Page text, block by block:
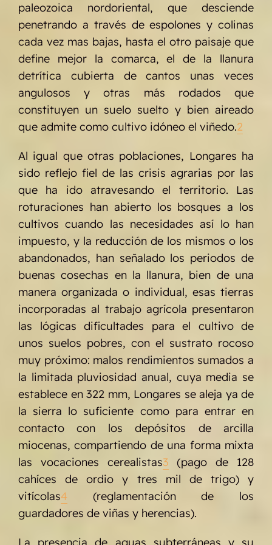
paleozoica nordoriental, que desciende
penetrando a través de espolones y colinas
cada vez mas bajas, hasta el otro paisaje que
define mejor la comarca, el de la llanura
detrítica cubierta de cantos unas veces
angulosos y otras más rodados que
constituyen un suelo suelto y bien aireado
que admite como cultivo idóneo el viñedo.2
Al igual que otras poblaciones, Longares ha
sido reflejo fiel de las crisis agrarias por las
que ha ido atravesando el territorio. Las
roturaciones han abierto los bosques a los
cultivos cuando las necesidades así lo han
impuesto, y la reducción de los mismos o los
abandonados, han señalado los periodos de
buenas cosechas en la llanura, bien de una
manera organizada o individual, esas tierras
incorporadas al trabajo agrícola presentaron
las lógicas dificultades para el cultivo de
unos suelos pobres, con el sustrato rocoso
muy próximo: malos rendimientos sumados a
la limitada pluviosidad anual, cuya media se
establece en 322 mm, Longares se aleja ya de
la sierra lo suficiente como para entrar en
contacto con los depósitos de arcilla
miocenas, compartiendo de una forma mixta
las vocaciones cerealistas3 (pago de 128
cahíces de ordio y tres mil de trigo) y
vitícolas4 (reglamentación de los
guardadores de viñas y herencias).